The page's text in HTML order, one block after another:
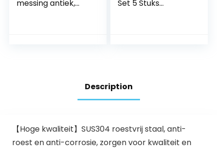
messing antiek,
Set 5 Stuks
Wandmontage
Zelfklevend
Badkameraccessoi
Description
【Hoge kwaliteit】SUS304 roestvrij staal, anti-
roest en anti-corrosie, zorgen voor kwaliteit en